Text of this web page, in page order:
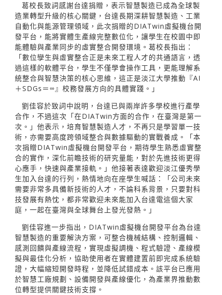
葛校長致詞感謝台達捐贈，表示智慧製造已成為全球製
造業轉型升級的核心關鍵，台達長期深耕智慧製造、工業
自動化與能源管理領域，此次捐贈的DIATwin虛擬機台開
發平台，能將實體生產線完整數位化，讓學生在校園中即
能體驗與產業同步的虛實整合開發環境。葛校長指出：
「數位孿生與虛實整合正是未來工程人才的共通語言，透
過這樣的軟體平台，學生不僅學會操作工具，更能理解系
統整合與智慧決策的核心思維，這正是淡江大學推動『AI
＋SDGs＝∞』校務發展方向的具體實踐。」
劉佳容於致詞中說明，台達已與兩岸許多學校進行產學
合作，不過這次「在DIATwin方面的合作，在臺灣是第一
次。」他表示，培育智慧製造人才，不再只是學習單一技
術，亦需要高度跨領域整合與數據驅動的實戰養成。「本
次捐贈DIATwin虛擬機台開發平台，期待學生熟悉虛實整
合的實作，深化前瞻技術的研究量能，對於先進技術更得
心應手，快速與產業接軌。」他接著表達歡迎淡江優秀學
生加入台達的行列，熱情地向在座學生喊話：「公司未來
需要非常多具備新技術的人才，不論科系背景，只要對科
技發展有熱忱，都非常歡迎未來能加入台達電這個大家
庭，一起在臺灣與全球舞台上發光發熱。」
劉佳容進一步指出，DIATwin虛擬機台開發平台為台達
智慧製造的重要解決方案，可整合機械結構、控制邏輯、
感測回饋與產線流程，實現虛擬調機、程式驗證、產線模
擬與最佳化分析，協助使用者在實體建置前即完成系統驗
證，大幅縮短開發時程，並降低試錯成本。該平台已應用
於智慧工廠規劃、設備開發與產線優化，為產業界推動數
位轉型提供關鍵技術支撐。